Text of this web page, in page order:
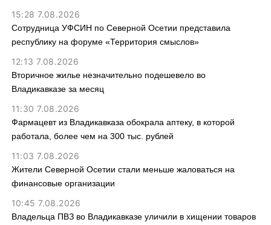
15:28 7.08.2026
Сотрудница УФСИН по Северной Осетии представила
республику на форуме «Территория смыслов»
12:13 7.08.2026
Вторичное жилье незначительно подешевело во
Владикавказе за месяц
11:30 7.08.2026
Фармацевт из Владикавказа обокрала аптеку, в которой
работала, более чем на 300 тыс. рублей
11:03 7.08.2026
Жители Северной Осетии стали меньше жаловаться на
финансовые организации
10:45 7.08.2026
Владельца ПВЗ во Владикавказе уличили в хищении товаров